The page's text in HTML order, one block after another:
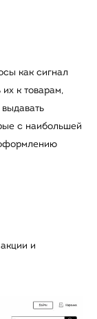
как сигнал
к товарам,
с наибольшей
и